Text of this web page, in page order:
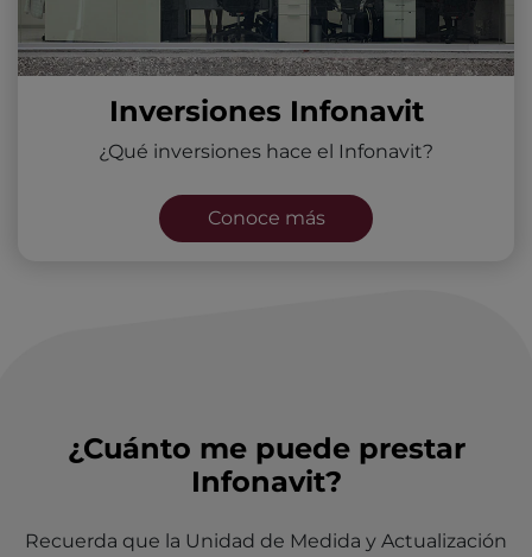
Inversiones Infonavit
¿Qué inversiones hace el Infonavit?
Conoce más
¿Cuánto me puede prestar
Infonavit?
Recuerda que la Unidad de Medida y Actualización